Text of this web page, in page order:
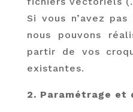
Si vous n’avez
nous pouvons
partir de vos
existantes.
2. Paramétrage et